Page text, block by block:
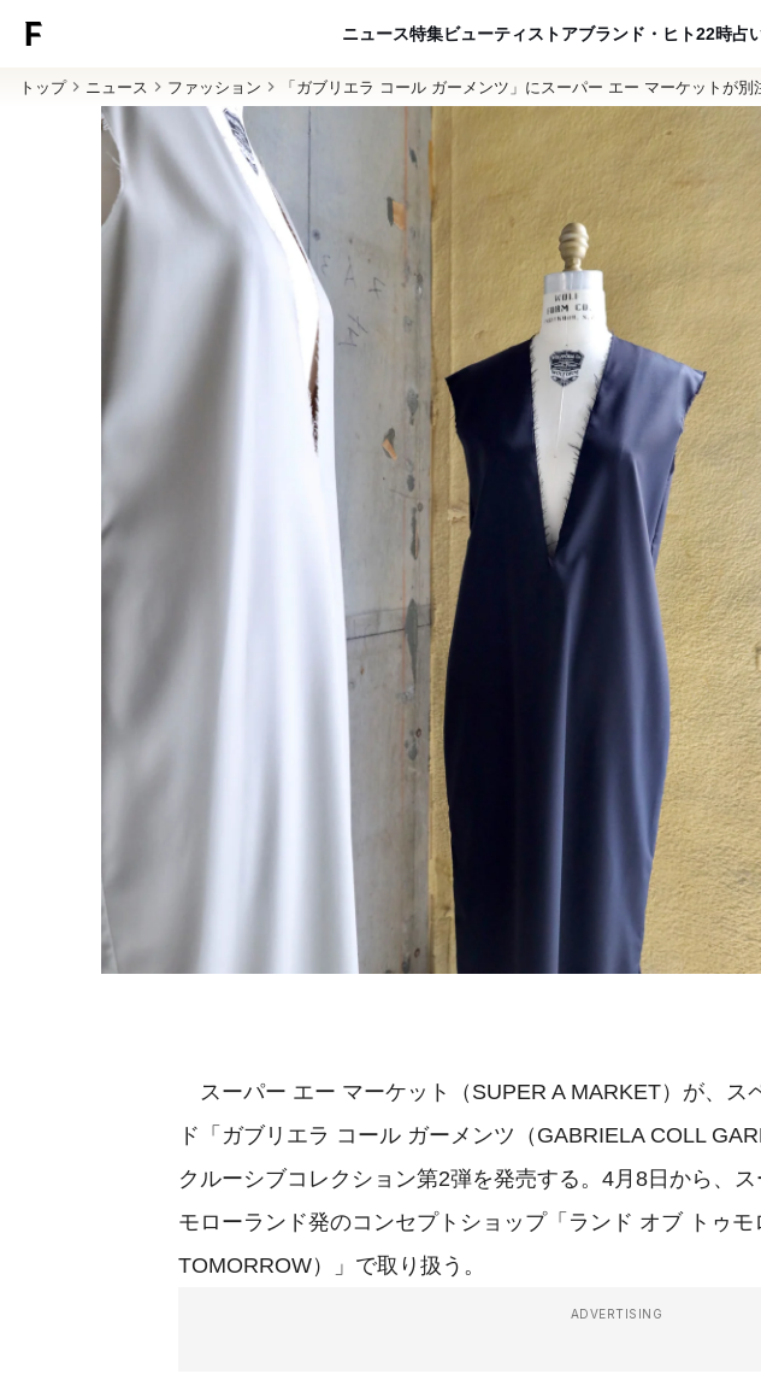
ニュース特集ビューティ ストアブランド・ヒト22時占
トップ ニュース ファッション 「ガブリエラ コール ガーメンツ」にスーパー エー マーケットが
スーパー エー マーケット（SUPER A MARKET）が、ス
ド「ガブリエラ コール ガーメンツ（GABRIELA COLL
クルーシブコレクション第2弾を発売する。4月8日から、
モローランド発のコンセプトショップ「ランド オブ トゥ
TOMORROW）」で取り扱う。
ADVERTISING